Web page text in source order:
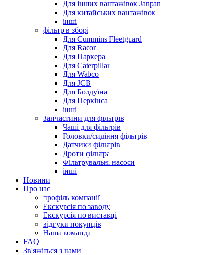
Для інших вантажівок Janpan
Для китайських вантажівок
інші
фільтр в зборі
Для Cummins Fleetguard
Для Racor
Для Паркера
Для Caterpillar
Для Wabco
Для JCB
Для Болдуїна
Для Перкінса
інші
Запчастини для фільтрів
Чаші для фільтрів
Головки/сидіння фільтрів
Датчики фільтрів
Дроти фільтра
Фільтрувальні насоси
інші
Новини
Про нас
профіль компанії
Екскурсія по заводу
Екскурсія по виставці
відгуки покупців
Наша команда
FAQ
Зв'яжіться з нами